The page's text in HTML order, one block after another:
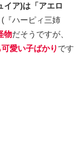
イア)は「アエロ
(『ハーピィ三姉
物だそうですが、
愛い子ばかり です